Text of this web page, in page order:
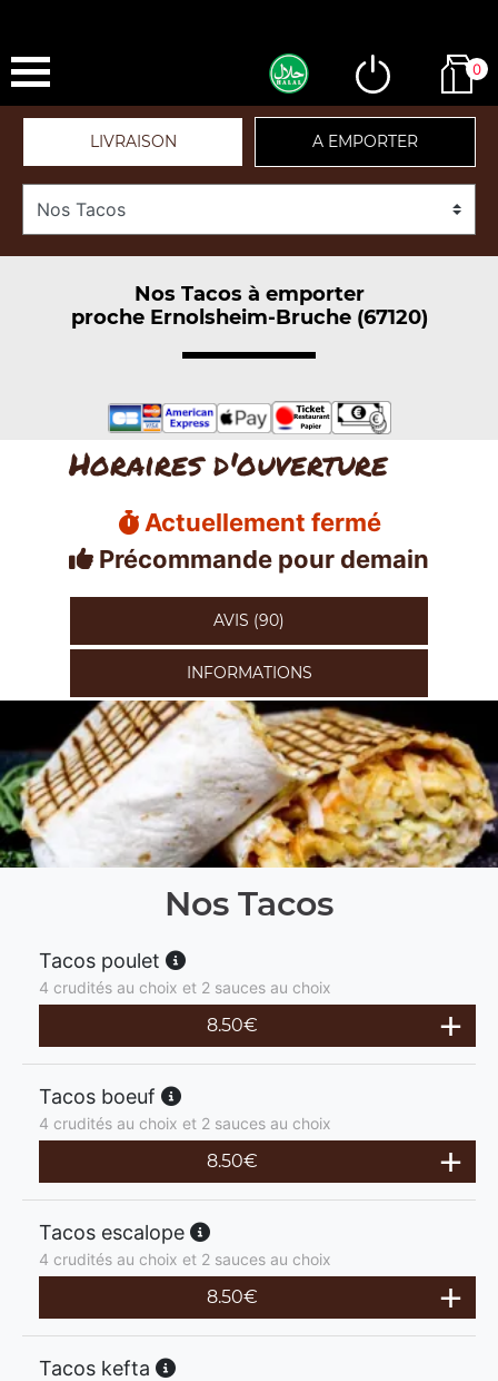
0
LIVRAISON A EMPORTER
Nos Tacos à emporter
proche Ernolsheim-Bruche (67120)
Horaires d'ouverture
Actuellement fermé
Précommande pour demain
AVIS (90)
INFORMATIONS
Nos Tacos
Tacos poulet
4 crudités au choix et 2 sauces au choix
8.50€
Tacos boeuf
4 crudités au choix et 2 sauces au choix
8.50€
Tacos escalope
4 crudités au choix et 2 sauces au choix
8.50€
Tacos kefta